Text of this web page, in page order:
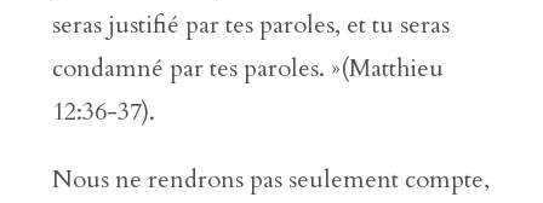
seras justifié par tes paroles, et tu seras
condamné par tes paroles. »(Matthieu
12:36-37).
Nous ne rendrons pas seulement compte,